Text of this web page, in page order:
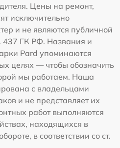
Цены на ремонт,
исключительно
и не являются публичной
437 ГК РФ. Названия и
Pard упоминаются
целях — чтобы обозначить
мы работаем. Наша
с владельцами
и не представляет их
работ выполняются
находящихся в
в соответствии со ст.